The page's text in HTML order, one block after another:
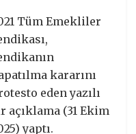
Tüm Emekliler
kararını
eden yazılı
açıklama (31 Ekim
yaptı.